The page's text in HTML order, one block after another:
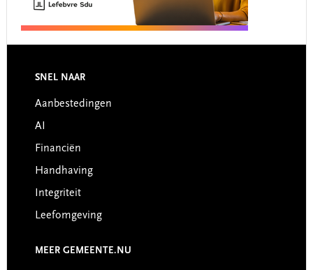
Footer
SNEL NAAR
Aanbestedingen
AI
Financiën
Handhaving
Integriteit
Leefomgeving
MEER GEMEENTE.NU